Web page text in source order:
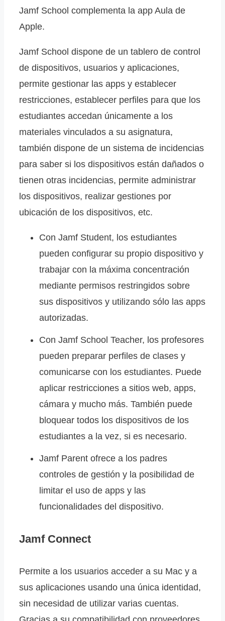
Jamf School complementa la app Aula de
Apple.
Jamf School dispone de un tablero de control
de dispositivos, usuarios y aplicaciones,
permite gestionar las apps y establecer
restricciones, establecer perfiles para que los
estudiantes accedan únicamente a los
materiales vinculados a su asignatura,
también dispone de un sistema de incidencias
para saber si los dispositivos están dañados o
tienen otras incidencias, permite administrar
los dispositivos, realizar gestiones por
ubicación de los dispositivos, etc.
Con Jamf Student, los estudiantes
pueden configurar su propio dispositivo y
trabajar con la máxima concentración
mediante permisos restringidos sobre
sus dispositivos y utilizando sólo las apps
autorizadas.
Con Jamf School Teacher, los profesores
pueden preparar perfiles de clases y
comunicarse con los estudiantes. Puede
aplicar restricciones a sitios web, apps,
cámara y mucho más. También puede
bloquear todos los dispositivos de los
estudiantes a la vez, si es necesario.
Jamf Parent ofrece a los padres
controles de gestión y la posibilidad de
limitar el uso de apps y las
funcionalidades del dispositivo.
Jamf Connect
Permite a los usuarios acceder a su Mac y a
sus aplicaciones usando una única identidad,
sin necesidad de utilizar varias cuentas.